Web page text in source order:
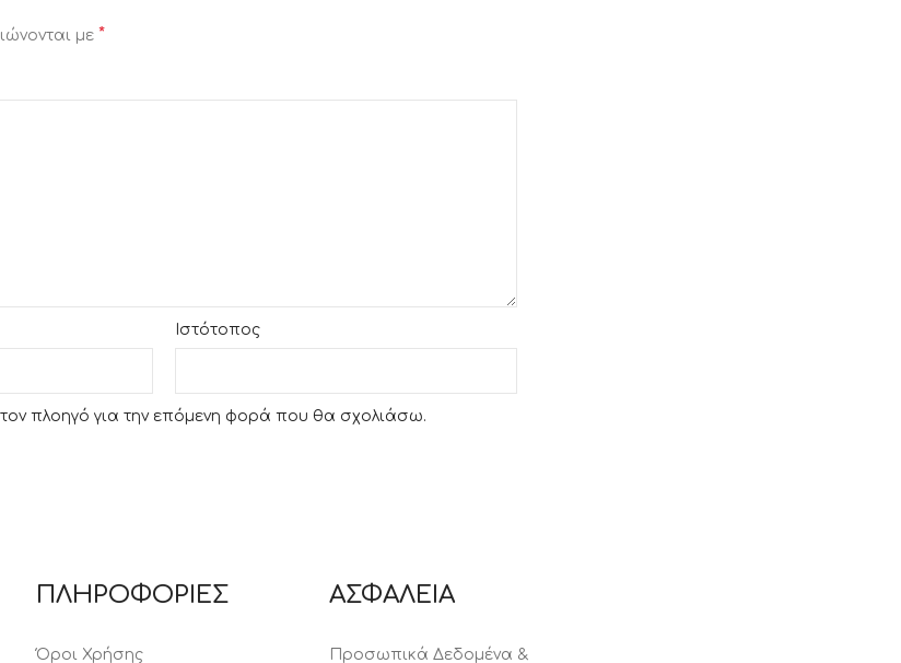
με *
Ιστότοπος
πλοηγό για την επόμενη φορά που θα σχολιάσω.
ΠΛΗΡΟΦΟΡΙΕΣ
Όροι Χρήσης
ΑΣΦΑΛΕΙΑ
Προσωπικά Δεδομένα &